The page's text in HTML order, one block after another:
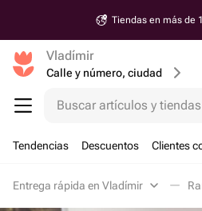
Tiendas en más de
Vladímir
Calle y número, ciudad
Buscar artículos y tiendas
Tendencias Descuentos Clientes
Entrega rápida en Vladímir